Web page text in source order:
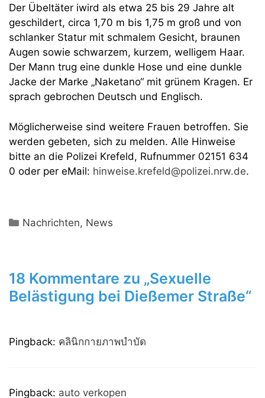
Der Übeltäter iwird als etwa 25 bis 29 Jahre alt
geschildert, circa 1,70 m bis 1,75 m groß und von
schlanker Statur mit schmalem Gesicht, braunen
Augen sowie schwarzem, kurzem, welligem Haar.
Der Mann trug eine dunkle Hose und eine dunkle
Jacke der Marke „Naketano“ mit grünem Kragen. Er
sprach gebrochen Deutsch und Englisch.
Möglicherweise sind weitere Frauen betroffen. Sie
werden gebeten, sich zu melden. Alle Hinweise
bitte an die Polizei Krefeld, Rufnummer 02151 634
0 oder per eMail: hinweise.krefeld@polizei.nrw.de.
Kategorien
Nachrichten, News
18 Kommentare zu „Sexuelle
Belästigung bei Dießemer Straße“
Pingback: คลินิกกายภาพบำบัด
Pingback: auto verkopen